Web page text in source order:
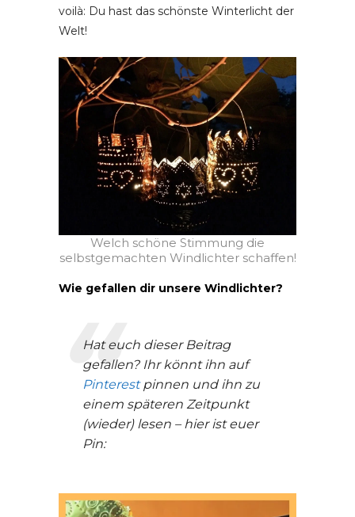
voilà: Du hast das schönste Winterlicht der
Welt!
Welch schöne Stimmung die
selbstgemachten Windlichter schaffen!
Wie gefallen dir unsere Windlichter?
Hat euch dieser Beitrag
gefallen? Ihr könnt ihn auf
Pinterestpinnen und ihn zu
einem späteren Zeitpunkt
(wieder) lesen – hier ist euer
Pin: